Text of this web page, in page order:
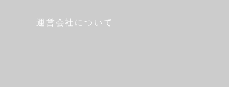
運営会社について